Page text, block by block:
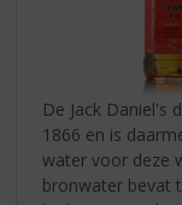
De Jack Daniel's
1866 en is
water voor deze
bronwater bevat